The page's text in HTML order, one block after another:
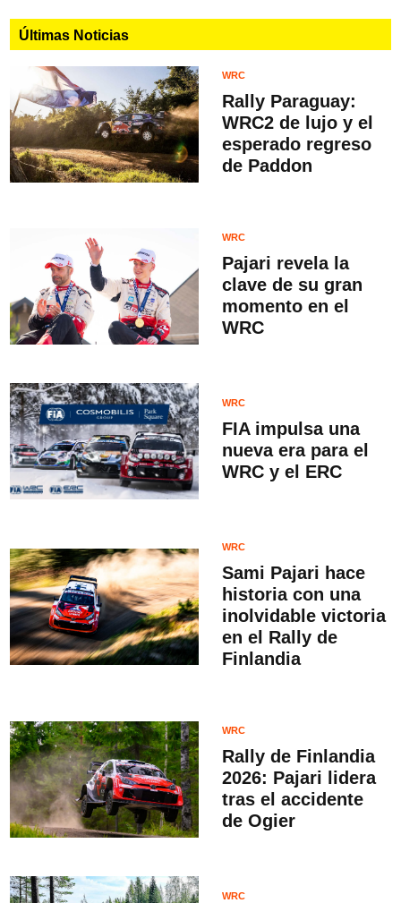
Últimas Noticias
WRC
Rally Paraguay:
WRC2 de lujo y el
esperado regreso
de Paddon
WRC
Pajari revela la
clave de su gran
momento en el
WRC
WRC
FIA impulsa una
nueva era para el
WRC y el ERC
WRC
Sami Pajari hace
historia con una
inolvidable victoria
en el Rally de
Finlandia
WRC
Rally de Finlandia
2026: Pajari lidera
tras el accidente
de Ogier
WRC